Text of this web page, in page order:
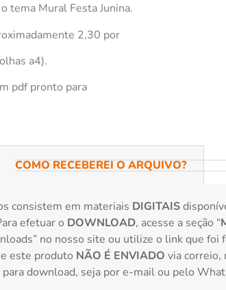
tema Mural Festa Junina.
2,30 por
a4).
pdf pronto para
COMO RECEBEREI O ARQUIVO?
consistem em materiais DIGITAIS
efetuar o DOWNLOAD, acesse a seção “
no nosso site ou utilize o link que foi
este produto NÃO É ENVIADO via correio,
download, seja por e-mail ou pelo